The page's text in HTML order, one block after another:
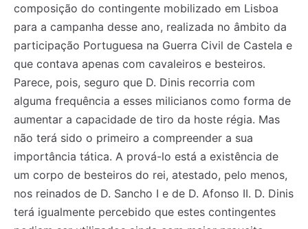
composição do contingente mobilizado em Lisboa
para a campanha desse ano, realizada no âmbito da
participação Portuguesa na Guerra Civil de Castela e
que contava apenas com cavaleiros e besteiros.
Parece, pois, seguro que D. Dinis recorria com
alguma frequência a esses milicianos como forma de
aumentar a capacidade de tiro da hoste régia. Mas
não terá sido o primeiro a compreender a sua
importância tática. A prová-lo está a existência de
um corpo de besteiros do rei, atestado, pelo menos,
nos reinados de D. Sancho I e de D. Afonso II. D. Dinis
terá igualmente percebido que estes contingentes